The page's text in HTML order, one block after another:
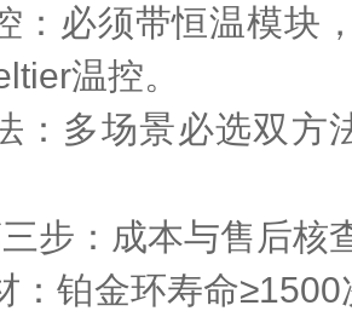
：必须带恒温模块
温控。
：多场景必选双方
步：成本与售后核
：铂金环寿命